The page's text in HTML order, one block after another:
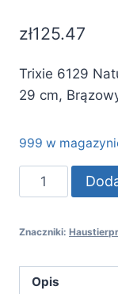
zł125.47
Trixie 6129
29 cm,
999 w
ilość
Trixie
Natural
Dom
Znaczniki:
Opis